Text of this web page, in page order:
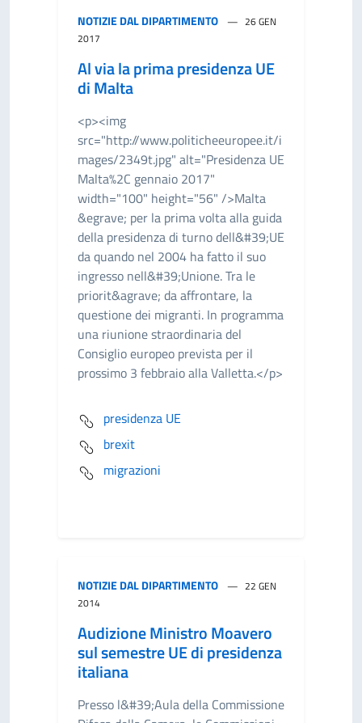
NOTIZIE DAL DIPARTIMENTO
26 GEN
2017
Al via la prima presidenza UE
di Malta
<p><img
src="http://www.politicheeuropee.it/i
mages/2349t.jpg" alt="Presidenza UE
Malta%2C gennaio 2017"
width="100" height="56" />Malta
&egrave; per la prima volta alla guida
della presidenza di turno dell&#39;UE
da quando nel 2004 ha fatto il suo
ingresso nell&#39;Unione. Tra le
priorit&agrave; da affrontare, la
questione dei migranti. In programma
una riunione straordinaria del
Consiglio europeo prevista per il
prossimo 3 febbraio alla Valletta.</p>
presidenza UE
brexit
migrazioni
NOTIZIE DAL DIPARTIMENTO
22 GEN
2014
Audizione Ministro Moavero
sul semestre UE di presidenza
italiana
Presso l&#39;Aula della Commissione